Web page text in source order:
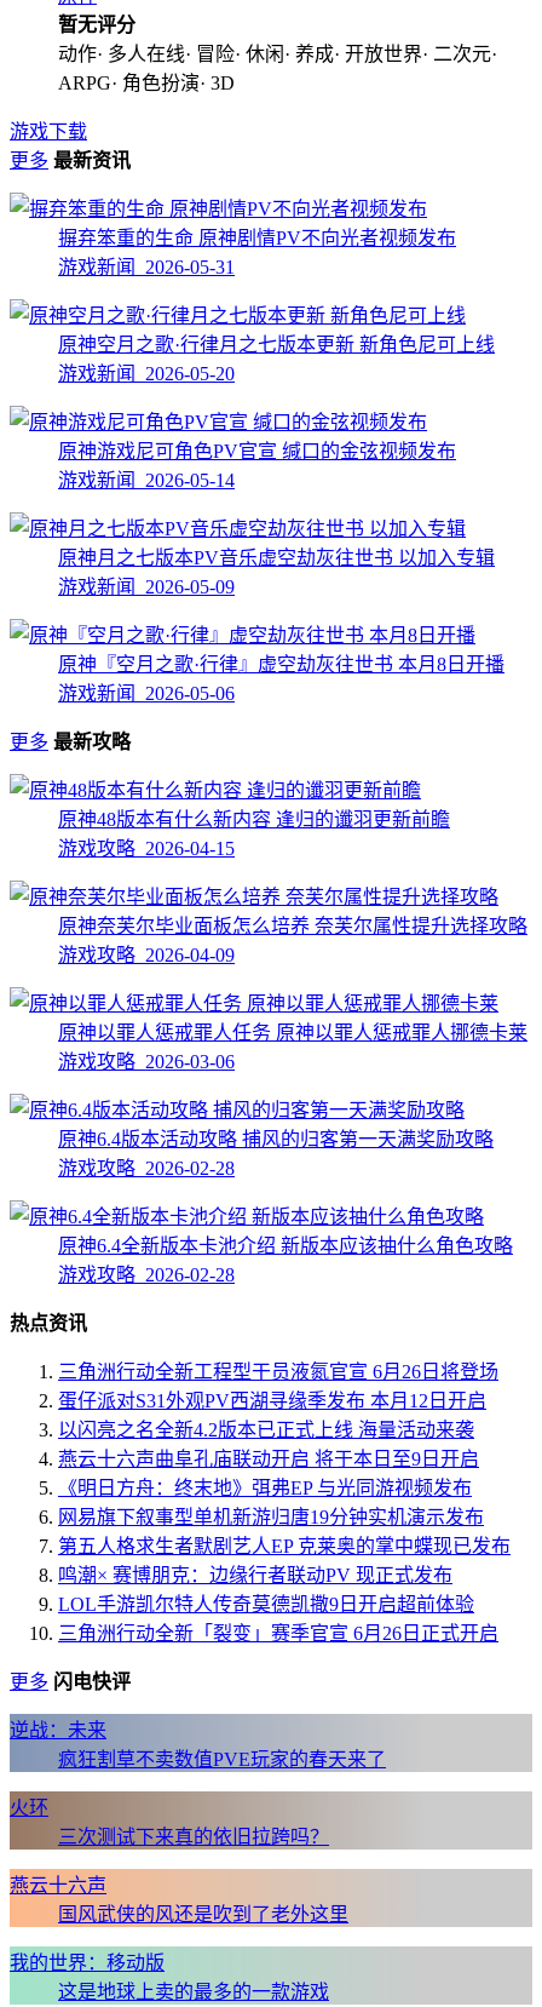
暂无评分
动作· 多人在线· 冒险· 休闲· 养成· 开放世界· 二次元·
ARPG· 角色扮演· 3D
游戏下载
更多 最新资讯
摒弃笨重的生命 原神剧情PV不向光者视频发布
游戏新闻 2026-05-31
原神空月之歌·行律月之七版本更新 新角色尼可上线
游戏新闻 2026-05-20
原神游戏尼可角色PV官宣 缄口的金弦视频发布
游戏新闻 2026-05-14
原神月之七版本PV音乐虚空劫灰往世书 以加入专辑
游戏新闻 2026-05-09
原神『空月之歌·行律』虚空劫灰往世书 本月8日开播
游戏新闻 2026-05-06
更多 最新攻略
原神48版本有什么新内容 逢归的谶羽更新前瞻
游戏攻略 2026-04-15
原神奈芙尔毕业面板怎么培养 奈芙尔属性提升选择攻略
游戏攻略 2026-04-09
原神以罪人惩戒罪人任务 原神以罪人惩戒罪人挪德卡莱
游戏攻略 2026-03-06
原神6.4版本活动攻略 捕风的归客第一天满奖励攻略
游戏攻略 2026-02-28
原神6.4全新版本卡池介绍 新版本应该抽什么角色攻略
游戏攻略 2026-02-28
热点资讯
三角洲行动全新工程型干员液氮官宣 6月26日将登场
蛋仔派对S31外观PV西湖寻缘季发布 本月12日开启
以闪亮之名全新4.2版本已正式上线 海量活动来袭
燕云十六声曲阜孔庙联动开启 将于本日至9日开启
《明日方舟：终末地》弭弗EP 与光同游视频发布
网易旗下叙事型单机新游归唐19分钟实机演示发布
第五人格求生者默剧艺人EP 克莱奥的掌中蝶现已发布
鸣潮× 赛博朋克：边缘行者联动PV 现正式发布
LOL手游凯尔特人传奇莫德凯撒9日开启超前体验
三角洲行动全新「裂变」赛季官宣 6月26日正式开启
更多 闪电快评
逆战：未来
疯狂割草不卖数值PVE玩家的春天来了
火环
三次测试下来真的依旧拉跨吗？
燕云十六声
国风武侠的风还是吹到了老外这里
我的世界：移动版
这是地球上卖的最多的一款游戏